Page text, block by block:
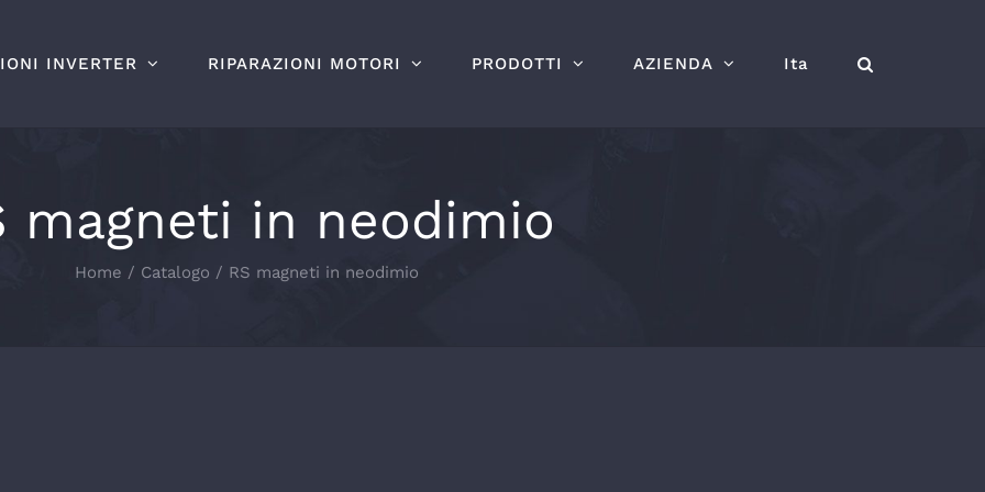
INVERTER RIPARAZIONI MOTORI PRODOTTI AZIENDA Ita
magneti in neodimio
Home Catalogo RS magneti in neodimio